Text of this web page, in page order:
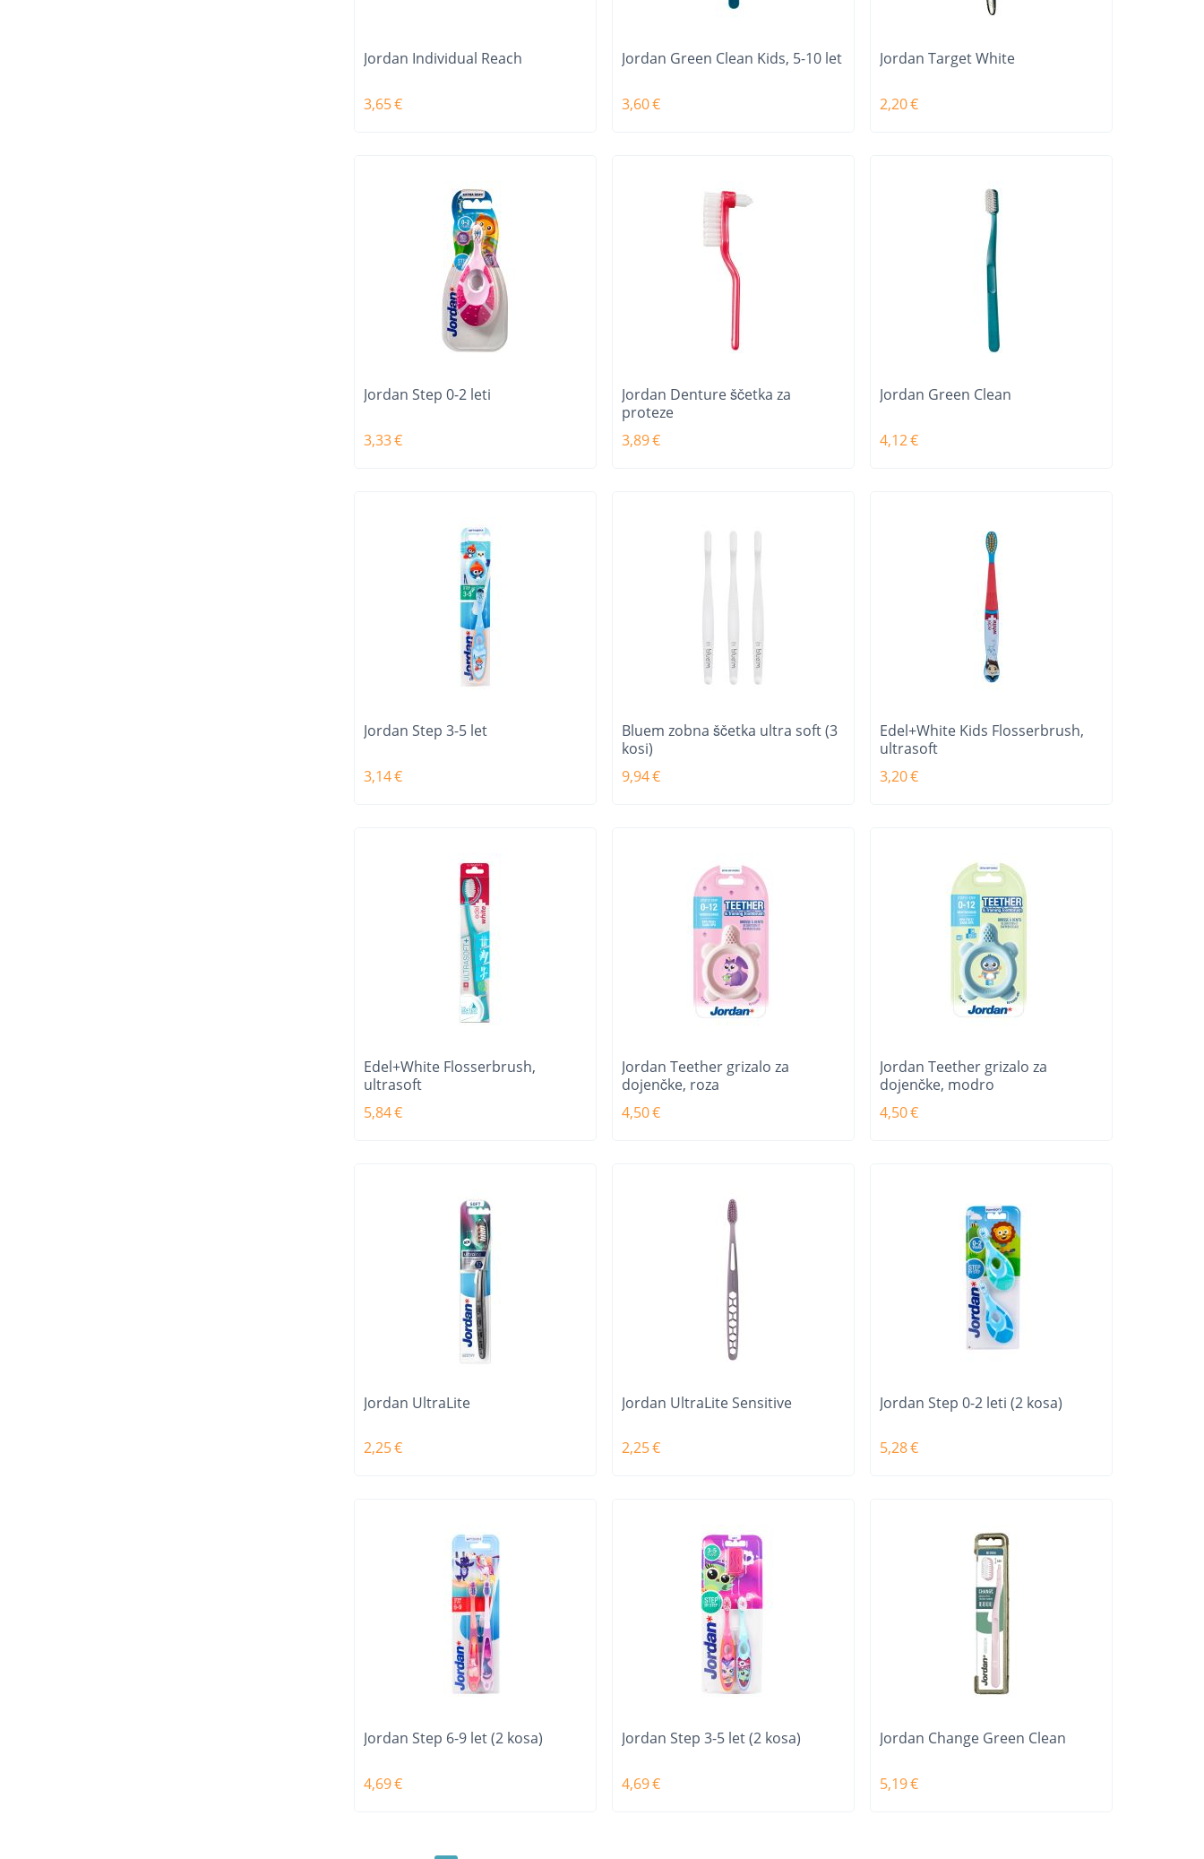
Jordan Individual Reach
3,65€
Jordan Green Clean Kids, 5-10 let
3,60€
Jordan Target White
2,20€
Jordan Step 0-2 leti
3,33€
Jordan Denture ščetka za
proteze
3,89€
Jordan Green Clean
4,12€
Jordan Step 3-5 let
3,14€
Bluem zobna ščetka ultra soft (3
kosi)
9,94€
Edel+White Kids Flosserbrush,
ultrasoft
3,20€
Edel+White Flosserbrush,
ultrasoft
5,84€
Jordan Teether grizalo za
dojenčke, roza
4,50€
Jordan Teether grizalo za
dojenčke, modro
4,50€
Jordan UltraLite
2,25€
Jordan UltraLite Sensitive
2,25€
Jordan Step 0-2 leti (2 kosa)
5,28€
Jordan Step 6-9 let (2 kosa)
4,69€
Jordan Step 3-5 let (2 kosa)
4,69€
Jordan Change Green Clean
5,19€